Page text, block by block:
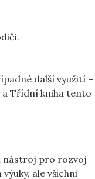
další využití –​
Třídní kniha tento⁢
nástroj pro‍ rozvoj
ale všichni